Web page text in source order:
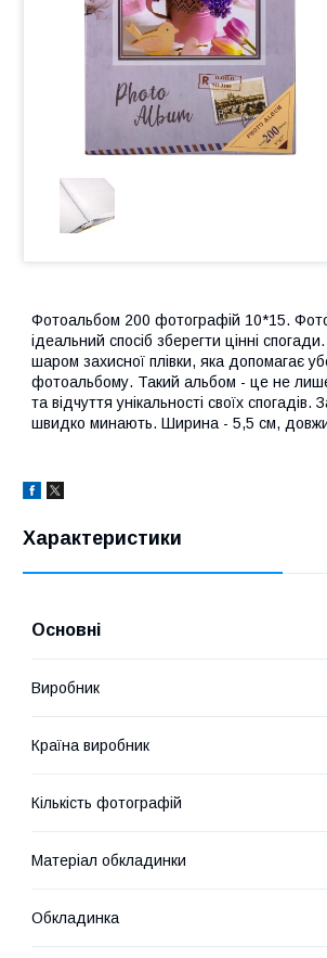
Фотоальбом 200 фотографій 10*15.
ідеальний спосіб зберегти цінні
шаром захисної плівки, яка допомагає
фотоальбому. Такий альбом - це не лише
та відчуття унікальності своїх
швидко минають. Ширина - 5,5 см,
Характеристики
Основні
Виробник
Країна виробник
Кількість фотографій
Матеріал обкладинки
Обкладинка